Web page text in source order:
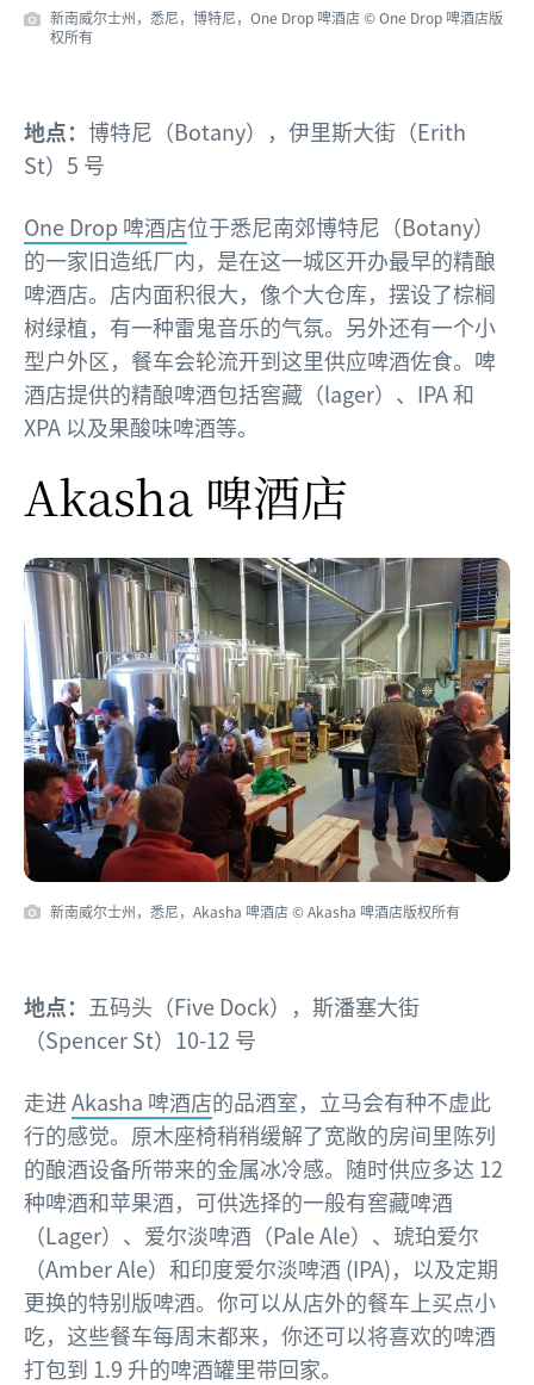
新南威尔士州，悉尼，博特尼，One Drop 啤酒店 © One Drop 啤酒店版
权所有
地点： 博特尼（Botany），伊里斯大街（Erith
St）5 号
One Drop 啤酒店位于悉尼南郊博特尼（Botany）
的一家旧造纸厂内，是在这一城区开办最早的精酿
啤酒店。店内面积很大，像个大仓库，摆设了棕榈
树绿植，有一种雷鬼音乐的气氛。另外还有一个小
型户外区，餐车会轮流开到这里供应啤酒佐食。啤
酒店提供的精酿啤酒包括窖藏（lager）、IPA 和
XPA 以及果酸味啤酒等。
Akasha 啤酒店
新南威尔士州，悉尼，Akasha 啤酒店 © Akasha 啤酒店版权所有
地点： 五码头（Five Dock），斯潘塞大街
（Spencer St）10-12 号
走进Akasha 啤酒店的品酒室，立马会有种不虚此
行的感觉。原木座椅稍稍缓解了宽敞的房间里陈列
的酿酒设备所带来的金属冰冷感。随时供应多达 12
种啤酒和苹果酒，可供选择的一般有窖藏啤酒
（Lager）、爱尔淡啤酒（Pale Ale）、琥珀爱尔
（Amber Ale）和印度爱尔淡啤酒 (IPA)，以及定期
更换的特别版啤酒。你可以从店外的餐车上买点小
吃，这些餐车每周末都来，你还可以将喜欢的啤酒
打包到 1.9 升的啤酒罐里带回家。